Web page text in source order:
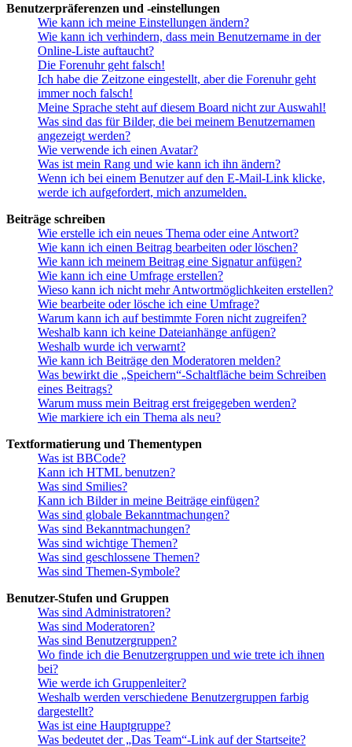
Benutzerpräferenzen und -einstellungen
Wie kann ich meine Einstellungen ändern?
Wie kann ich verhindern, dass mein Benutzername in der
Online-Liste auftaucht?
Die Forenuhr geht falsch!
Ich habe die Zeitzone eingestellt, aber die Forenuhr geht
immer noch falsch!
Meine Sprache steht auf diesem Board nicht zur Auswahl!
Was sind das für Bilder, die bei meinem Benutzernamen
angezeigt werden?
Wie verwende ich einen Avatar?
Was ist mein Rang und wie kann ich ihn ändern?
Wenn ich bei einem Benutzer auf den E-Mail-Link klicke,
werde ich aufgefordert, mich anzumelden.
Beiträge schreiben
Wie erstelle ich ein neues Thema oder eine Antwort?
Wie kann ich einen Beitrag bearbeiten oder löschen?
Wie kann ich meinem Beitrag eine Signatur anfügen?
Wie kann ich eine Umfrage erstellen?
Wieso kann ich nicht mehr Antwortmöglichkeiten erstellen?
Wie bearbeite oder lösche ich eine Umfrage?
Warum kann ich auf bestimmte Foren nicht zugreifen?
Weshalb kann ich keine Dateianhänge anfügen?
Weshalb wurde ich verwarnt?
Wie kann ich Beiträge den Moderatoren melden?
Was bewirkt die „Speichern“-Schaltfläche beim Schreiben
eines Beitrags?
Warum muss mein Beitrag erst freigegeben werden?
Wie markiere ich ein Thema als neu?
Textformatierung und Thementypen
Was ist BBCode?
Kann ich HTML benutzen?
Was sind Smilies?
Kann ich Bilder in meine Beiträge einfügen?
Was sind globale Bekanntmachungen?
Was sind Bekanntmachungen?
Was sind wichtige Themen?
Was sind geschlossene Themen?
Was sind Themen-Symbole?
Benutzer-Stufen und Gruppen
Was sind Administratoren?
Was sind Moderatoren?
Was sind Benutzergruppen?
Wo finde ich die Benutzergruppen und wie trete ich ihnen
bei?
Wie werde ich Gruppenleiter?
Weshalb werden verschiedene Benutzergruppen farbig
dargestellt?
Was ist eine Hauptgruppe?
Was bedeutet der „Das Team“-Link auf der Startseite?